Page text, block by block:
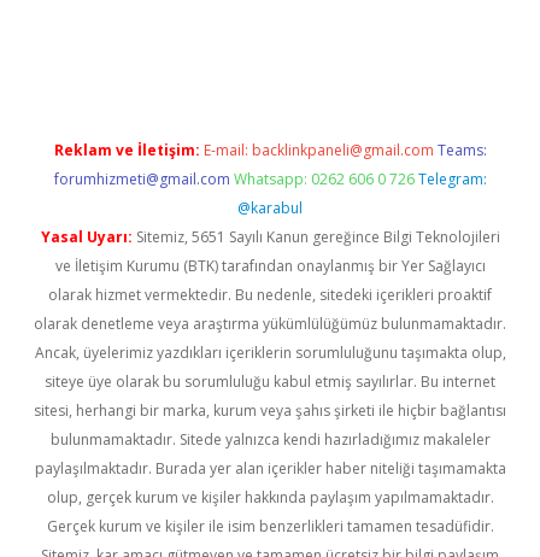
Reklam ve İletişim: E-mail: backlinkpaneli@gmail.com Teams:
forumhizmeti@gmail.com Whatsapp: 0262 606 0 726 Telegram:
@karabul
Yasal Uyarı: Sitemiz, 5651 Sayılı Kanun gereğince Bilgi Teknolojileri
ve İletişim Kurumu (BTK) tarafından onaylanmış bir Yer Sağlayıcı
olarak hizmet vermektedir. Bu nedenle, sitedeki içerikleri proaktif
olarak denetleme veya araştırma yükümlülüğümüz bulunmamaktadır.
Ancak, üyelerimiz yazdıkları içeriklerin sorumluluğunu taşımakta olup,
siteye üye olarak bu sorumluluğu kabul etmiş sayılırlar. Bu internet
sitesi, herhangi bir marka, kurum veya şahıs şirketi ile hiçbir bağlantısı
bulunmamaktadır. Sitede yalnızca kendi hazırladığımız makaleler
paylaşılmaktadır. Burada yer alan içerikler haber niteliği taşımamakta
olup, gerçek kurum ve kişiler hakkında paylaşım yapılmamaktadır.
Gerçek kurum ve kişiler ile isim benzerlikleri tamamen tesadüfidir.